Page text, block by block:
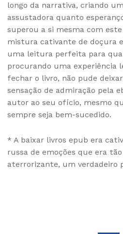
longo da narrativa, criando
assustadora quanto
superou a si mesma com
mistura cativante de doçura
uma leitura perfeita para
procurando uma experiência
fechar o livro, não pude
sensação de admiração pela
autor ao seu ofício, mesmo
sempre seja bem-sucedido.
* A baixar livros epub era
russa de emoções que era
aterrorizante, um verdadeiro